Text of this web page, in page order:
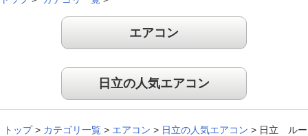
エアコン
日立の人気エアコン
トップ > カテゴリ一覧 > エアコン > 日立の人気エアコン > 日立 ルー